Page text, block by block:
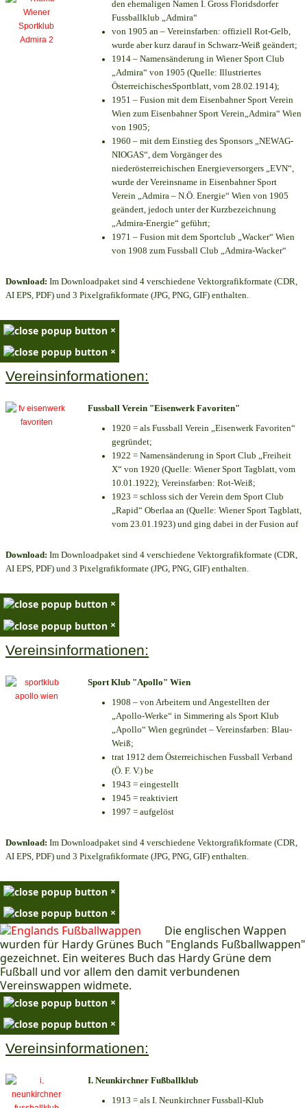
den ehemaligen Namen I. Gross Floridsdorfer
Fussballklub „Admira“
von 1905 an – Vereinsfarben: offiziell Rot-Gelb,
wurde aber kurz darauf in Schwarz-Weiß geändert;
1914 – Namensänderung in Wiener Sport Club
„Admira“ von 1905 (Quelle: Illustriertes
ÖsterreichischesSportblatt, vom 28.02.1914);
1951 – Fusion mit dem Eisenbahner Sport Verein
Wien zum Eisenbahner Sport Verein„Admira“ Wien
von 1905;
1960 – mit dem Einstieg des Sponsors „NEWAG-
NIOGAS“, dem Vorgänger des
niederösterreichischen Energieversorgers „EVN“,
wurde der Vereinsname in Eisenbahner Sport
Verein „Admira – N.Ö. Energie“ Wien von 1905
geändert, jedoch unter der Kurzbezeichnung
„Admira-Energie“ geführt;
1971 – Fusion mit dem Sportclub „Wacker“ Wien
von 1908 zum Fussball Club „Admira-Wacker“
Download: Im Downloadpaket sind 4 verschiedene Vektorgrafikformate (CDR,
AI EPS, PDF) und 3 Pixelgrafikformate (JPG, PNG, GIF) enthalten.
×
×
Vereinsinformationen:
Fussball Verein "Eisenwerk Favoriten"
1920 = als Fussball Verein „Eisenwerk Favoriten“
gegründet;
1922 = Namensänderung in Sport Club „Freiheit
X“ von 1920 (Quelle: Wiener Sport Tagblatt, vom
10.01.1922); Vereinsfarben: Rot-Weiß;
1923 = schloss sich der Verein dem Sport Club
„Rapid“ Oberlaa an (Quelle: Wiener Sport Tagblatt,
vom 23.01.1923) und ging dabei in der Fusion auf
Download: Im Downloadpaket sind 4 verschiedene Vektorgrafikformate (CDR,
AI EPS, PDF) und 3 Pixelgrafikformate (JPG, PNG, GIF) enthalten.
×
×
Vereinsinformationen:
Sport Klub "Apollo" Wien
1908 – von Arbeitern und Angestellten der
„Apollo-Werke“ in Simmering als Sport Klub
„Apollo“ Wien gegründet – Vereinsfarben: Blau-
Weiß;
trat 1912 dem Österreichischen Fussball Verband
(Ö. F. V.) be
1943 = eingestellt
1945 = reaktiviert
1997 = aufgelöst
Download: Im Downloadpaket sind 4 verschiedene Vektorgrafikformate (CDR,
AI EPS, PDF) und 3 Pixelgrafikformate (JPG, PNG, GIF) enthalten.
×
×
Die englischen Wappen
wurden für Hardy Grünes Buch "Englands Fußballwappen"
gezeichnet. Ein weiteres Buch das Hardy Grüne dem
Fußball und vor allem den damit verbundenen
Vereinswappen widmete.
×
×
Vereinsinformationen:
I. Neunkirchner Fußballklub
1913 = als I. Neunkirchner Fussball-Klub